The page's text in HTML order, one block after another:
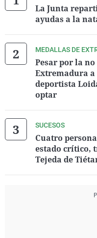
La Junta
ayudas a la
MEDALLAS DE
Pesar por la
Extremadura a
deportista
optar
SUCESOS
Cuatro
estado crítico,
Tejeda de